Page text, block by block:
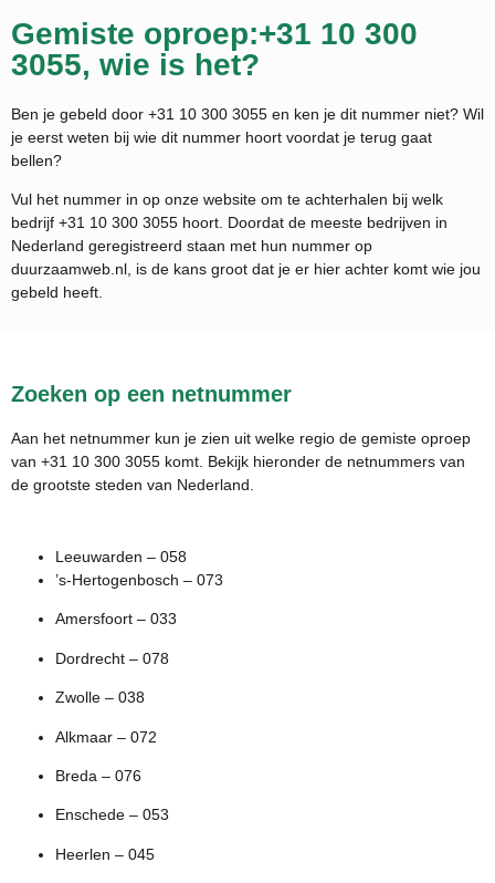
Gemiste oproep:+31 10 300
3055, wie is het?
Ben je gebeld door +31 10 300 3055 en ken je dit nummer niet? Wil
je eerst weten bij wie dit nummer hoort voordat je terug gaat
bellen?
Vul het nummer in op onze website om te achterhalen bij welk
bedrijf +31 10 300 3055 hoort. Doordat de meeste bedrijven in
Nederland geregistreerd staan met hun nummer op
duurzaamweb.nl, is de kans groot dat je er hier achter komt wie jou
gebeld heeft.
Zoeken op een netnummer
Aan het netnummer kun je zien uit welke regio de gemiste oproep
van +31 10 300 3055 komt. Bekijk hieronder de netnummers van
de grootste steden van Nederland.
Leeuwarden – 058
’s-Hertogenbosch – 073
Amersfoort – 033
Dordrecht – 078
Zwolle – 038
Alkmaar – 072
Breda – 076
Enschede – 053
Heerlen – 045